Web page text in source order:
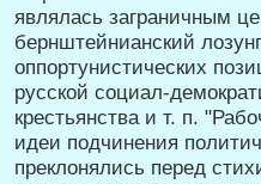
являлась заграничным
бернштейнианский
оппортунистических
русской социал-
крестьянства и т. п.
идеи под­чинения
преклонялись перед